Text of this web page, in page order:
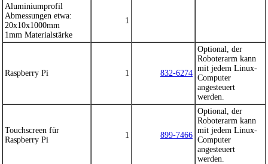
Aluminiumprofil
Abmessungen etwa:
20x10x1000mm
1mm Materialstärke
1
Raspberry Pi 1 832-6274
Optional, der
Roboterarm kann
mit jedem Linux-
Computer
angesteuert
werden.
Touchscreen für
Raspberry Pi
1 899-7466
Optional, der
Roboterarm kann
mit jedem Linux-
Computer
angesteuert
werden.